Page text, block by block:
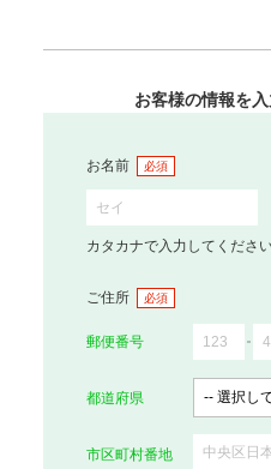
お客様の情報を入
お名前 必須
カタカナで入力してください
ご住所 必須
郵便番号
都道府県
市区町村番地